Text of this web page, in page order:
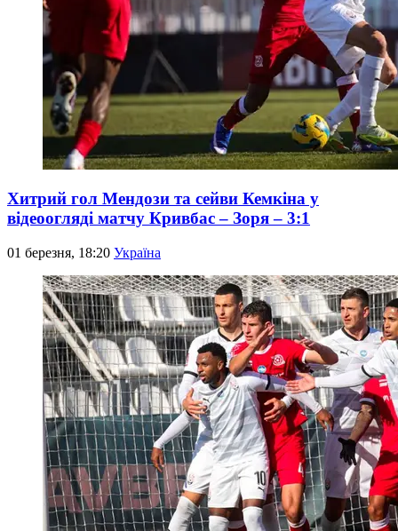
Хитрий гол Мендози та сейви Кемкіна у
відеоогляді матчу Кривбас – Зоря – 3:1
01 березня, 18:20 Україна